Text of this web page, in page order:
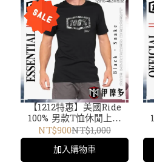
【1212特惠】美國Ride
100% 男款T恤休閒上衣
ESSENTIAL T-Shirt
32016-462黑蛇 短袖TEE
NT$900NT$1,000
加入購物車